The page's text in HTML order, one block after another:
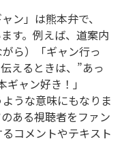
ン」は熊本弁で、
す。例えば、道案内
ら）「ギャン行っ
えるときは、”あっ
ャン好き！」
うな意味にもなりま
ある視聴者をファン
コメントやテキスト